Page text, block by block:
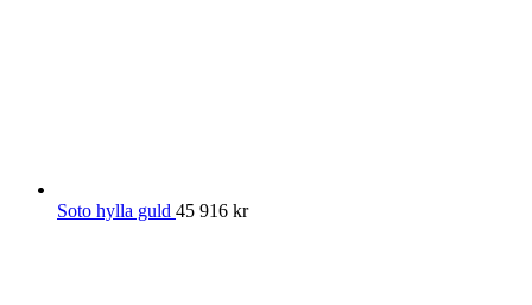
Soto hylla guld 45 916 kr